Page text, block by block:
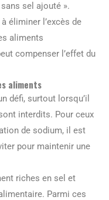
sel ajouté ».
éliminer l’excès de
aliments
compenser l’effet du
aliments
défi, surtout lorsqu’il
interdits. Pour ceux
de sodium, il est
pour maintenir une
riches en sel et
Parmi ces